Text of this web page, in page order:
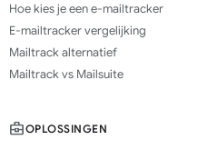
Hoe kies je een e-mailtracker
E-mailtracker vergelijking
Mailtrack alternatief
Mailtrack vs Mailsuite
OPLOSSINGEN